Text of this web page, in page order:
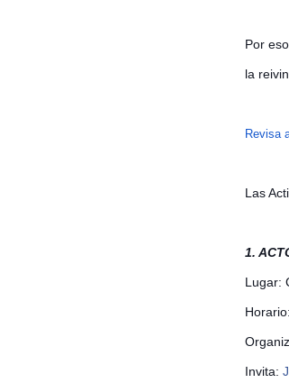
Por
la
Revisa
Las
1.
Lugar:
Invita: